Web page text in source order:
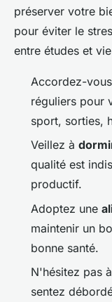
préserver votre
pour éviter le
entre études et
Accordez-
réguliers pour
sport, sorties,
Veillez à
qualité est
productif.
Adoptez une
maintenir un
bonne santé.
N'hésitez pas à
sentez